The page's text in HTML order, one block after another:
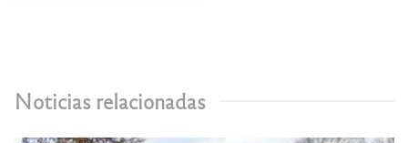
Noticias relacionadas